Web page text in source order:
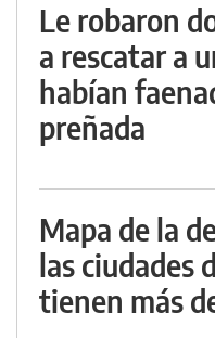
Le robaron
a rescatar a
habían
preñada
Mapa de la
las ciudades
tienen más